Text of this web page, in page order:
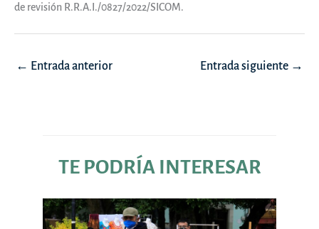
de revisión R.R.A.I./0827/2022/SICOM.
Navegación
← Entrada anterior Entrada siguiente →
TE PODRÍA INTERESAR